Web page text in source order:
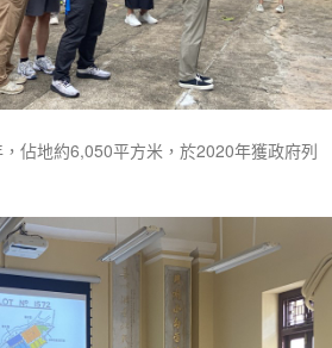
佔地約6,050平方米，於2020年獲政府列